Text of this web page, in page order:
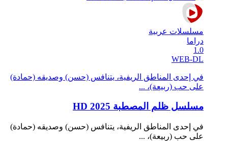
مسلسلات عربية
دراما
1.0
WEB-DL
في إحدى المناطق الريفية، يتنافس (حسن) وصديقه (حمادة)
على حب (ربيعة)، ...
مسلسل ظلم المصطبة 2025 HD
في إحدى المناطق الريفية، يتنافس (حسن) وصديقه (حمادة)
على حب (ربيعة)، ...